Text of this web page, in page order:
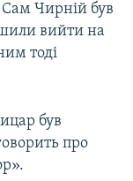
Сам Чирній був
вийти на
тоді
був
про